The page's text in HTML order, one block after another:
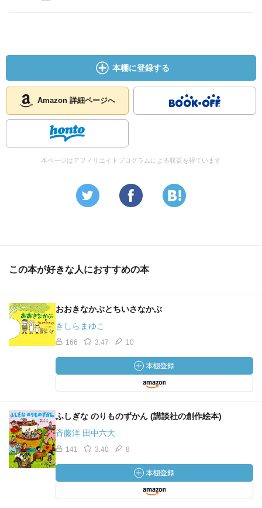
本棚に登録する
Amazon 詳細ページへ
本ページはアフィリエイトプログラムによる収益を得ています
この本が好きな人におすすめの本
おおきなかぶとちいさなかぶ
きしらまゆこ
166 3.47 10
ふしぎな のりものずかん (講談社の創作絵本)
斉藤洋 田中六大
141 3.40 8